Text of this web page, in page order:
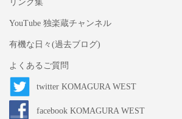
リンク集
YouTube 独楽蔵チャンネル
有機な日々(過去ブログ)
よくあるご質問
twitter KOMAGURA WEST
facebook KOMAGURA WEST